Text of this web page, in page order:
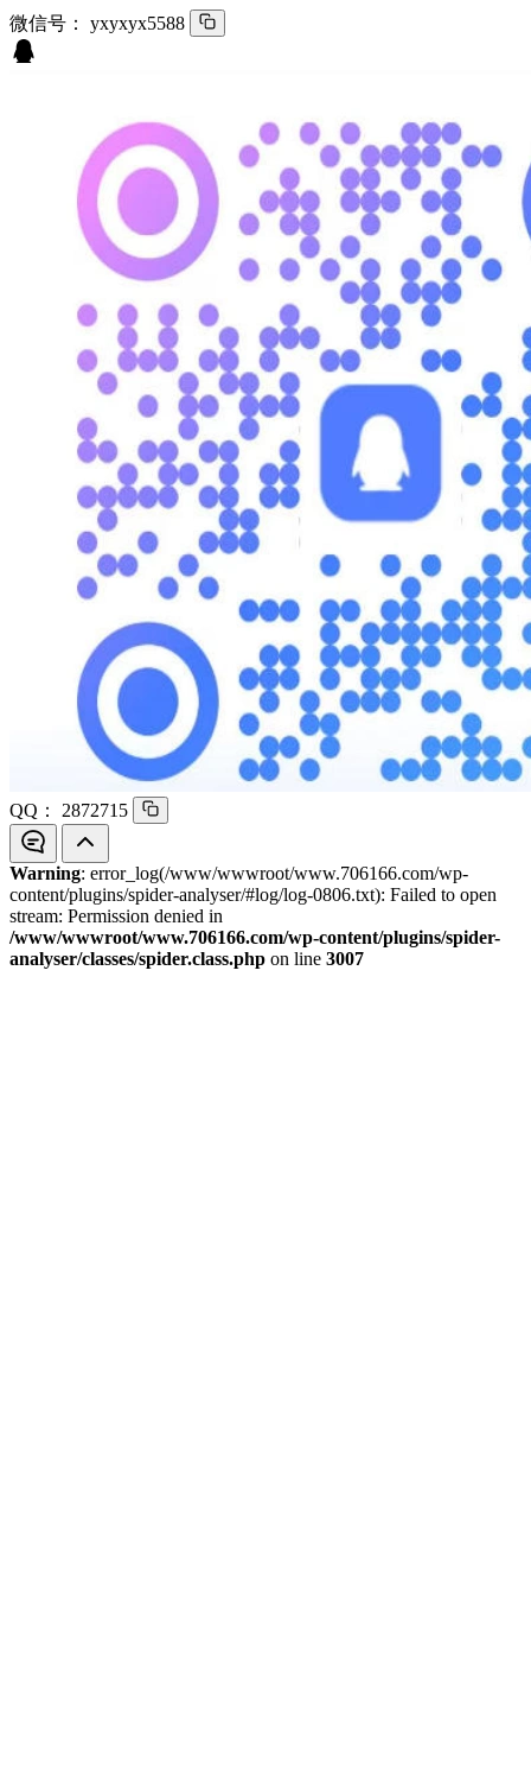
微信号： yxyxyx5588
QQ： 2872715
Warning: error_log(/www/wwwroot/www.706166.com/wp-
content/plugins/spider-analyser/#log/log-0806.txt): Failed to open
stream: Permission denied in
/www/wwwroot/www.706166.com/wp-content/plugins/spider-
analyser/classes/spider.class.php on line 3007